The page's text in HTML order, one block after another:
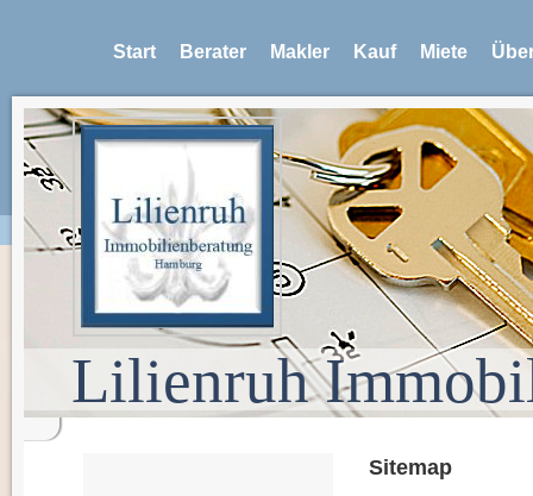
Start Berater Makler Kauf Miete
Lilienruh
Sitemap